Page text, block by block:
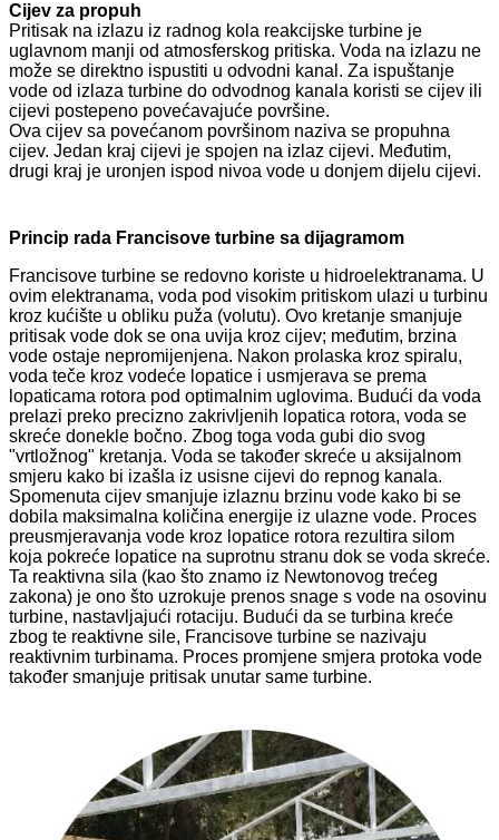
Cijev za propuh
Pritisak na izlazu iz radnog kola reakcijske turbine je
uglavnom manji od atmosferskog pritiska. Voda na izlazu ne
može se direktno ispustiti u odvodni kanal. Za ispuštanje
vode od izlaza turbine do odvodnog kanala koristi se cijev ili
cijevi postepeno povećavajuće površine.
Ova cijev sa povećanom površinom naziva se propuhna
cijev. Jedan kraj cijevi je spojen na izlaz cijevi. Međutim,
drugi kraj je uronjen ispod nivoa vode u donjem dijelu cijevi.
Princip rada Francisove turbine sa dijagramom
Francisove turbine se redovno koriste u hidroelektranama. U
ovim elektranama, voda pod visokim pritiskom ulazi u turbinu
kroz kućište u obliku puža (volutu). Ovo kretanje smanjuje
pritisak vode dok se ona uvija kroz cijev; međutim, brzina
vode ostaje nepromijenjena. Nakon prolaska kroz spiralu,
voda teče kroz vodeće lopatice i usmjerava se prema
lopaticama rotora pod optimalnim uglovima. Budući da voda
prelazi preko precizno zakrivljenih lopatica rotora, voda se
skreće donekle bočno. Zbog toga voda gubi dio svog
"vrtložnog" kretanja. Voda se također skreće u aksijalnom
smjeru kako bi izašla iz usisne cijevi do repnog kanala.
Spomenuta cijev smanjuje izlaznu brzinu vode kako bi se
dobila maksimalna količina energije iz ulazne vode. Proces
preusmjeravanja vode kroz lopatice rotora rezultira silom
koja pokreće lopatice na suprotnu stranu dok se voda skreće.
Ta reaktivna sila (kao što znamo iz Newtonovog trećeg
zakona) je ono što uzrokuje prenos snage s vode na osovinu
turbine, nastavljajući rotaciju. Budući da se turbina kreće
zbog te reaktivne sile, Francisove turbine se nazivaju
reaktivnim turbinama. Proces promjene smjera protoka vode
također smanjuje pritisak unutar same turbine.